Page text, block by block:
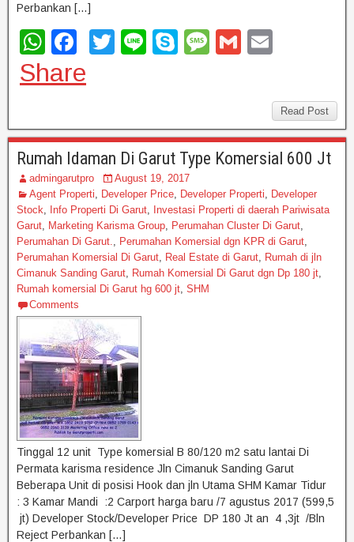
Perbankan […]
W
h
at
A
p
p
a
c
b
o
o
k
T
Li
S
M
g
e
G
Share
Read Post
Rumah Idaman Di Garut Type Komersial 600 Jt
admingarutpro
August 19, 2017
Agent Properti
Developer Price Developer Properti
Developer
Stock
Info Properti Di Garut Investasi Properti di daerah Pariwisata
Garut Marketing Karisma Group Perumahan Cluster Di Garut
Perumahan Di Garut.
Perumahan Komersial dgn KPR di Garut
Perumahan Komersial Di Garut Real Estate di Garut Rumah di jln
Cimanuk Sanding Garut Rumah Komersial Di Garut dgn Dp 180 jt
Rumah komersial Di Garut hg 600 jt SHM
Comments
Tinggal 12 unit Type komersial B 80/120 m2 satu lantai Di
Permata karisma residence Jln Cimanuk Sanding Garut
Beberapa Unit di posisi Hook dan jln Utama SHM Kamar Tidur
: 3 Kamar Mandi :2 Carport harga baru /7 agustus 2017 (599,5
jt) Developer Stock/Developer Price DP 180 Jt an 4 ,3jt /Bln
Reject Perbankan […]